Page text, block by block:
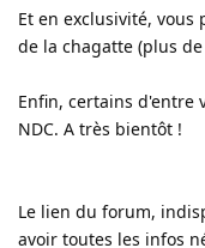
Et en exclusivité, vous
de la chagatte (plus
Enfin, certains d'entre
NDC. A très bientôt !
Le lien du forum,
avoir toutes les infos